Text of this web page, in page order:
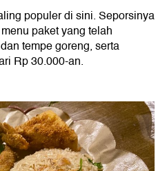
populer di sini. Seporsinya
paket yang telah
tempe goreng, serta
Rp 30.000-an.